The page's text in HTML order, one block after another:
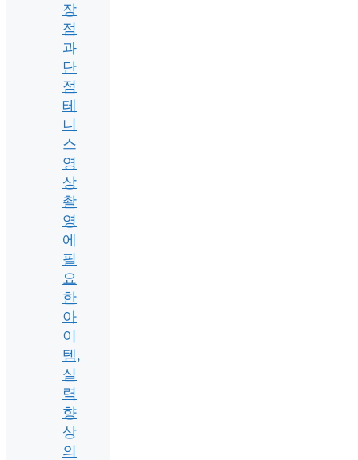
장
점
과
단
점
테
니
스
영
상
촬
영
에
필
요
한
아
이
템,
실
력
향
상
의